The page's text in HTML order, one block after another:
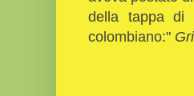
della tappa di
colombiano:"